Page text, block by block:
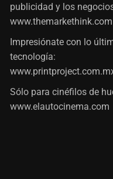
publicidad y los
www.themarkethink.com
Impresiónate con lo
tecnología:
Sólo para cinéfilos de
www.elautocinema.com